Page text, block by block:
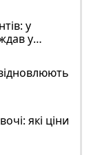
у
у
які ціни